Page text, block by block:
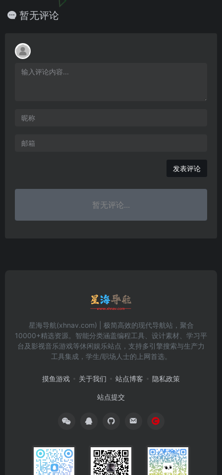
暂无评论
发表评论
暂无评论...
星海导航(xhnav.com) | 极简高效的现代导航站，聚合
10000+精选资源。智能分类涵盖编程工具、设计素材、学习平
台及影视音乐游戏等休闲娱乐站点，支持多引擎搜索与生产力
工具集成，学生/职场人士的上网首选。
摸鱼游戏 关于我们 站点博客 隐私政策
站点提交